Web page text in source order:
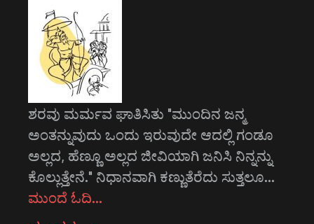
ಶರವು ಮರ್ಮವ ಘಾತಿಸಿತು "ಮುಂದಿನ ಜನ್ಮ
ಅಂತನ್ನುವುದು ಒಂದು ಇರುವುದೇ ಆದಲ್ಲಿ ಗಂಡೂ
ಅಲ್ಲದ, ಹೆಣ್ಣೂ ಅಲ್ಲದ ಜೀವಿಯಾಗಿ ಜನಿಸಿ ನಿನ್ನನ್ನು
ಕೊಲ್ಲುತ್ತೇನೆ." ನಿಧಾನವಾಗಿ ಕಣ್ಣುತೆರೆದು ಸುತ್ತಲೂ…
ಮುಂದೆ ಓದಿ…